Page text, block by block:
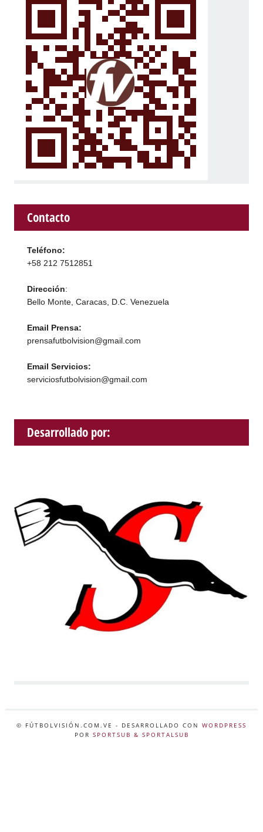
Contacto
Teléfono:
+58 212 7512851
Dirección:
Bello Monte, Caracas, D.C. Venezuela
Email Prensa:
prensafutbolvision@gmail.com
Email Servicios:
serviciosfutbolvision@gmail.com
Desarrollado por:
© FÚTBOLVISIÓN.COM.VE - DESARROLLADO CON WORDPRESS
POR SPORTSUB & SPORTALSUB